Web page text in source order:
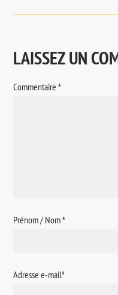
LAISSEZ UN
Commentaire*
Prénom / Nom*
Adresse e-mail*